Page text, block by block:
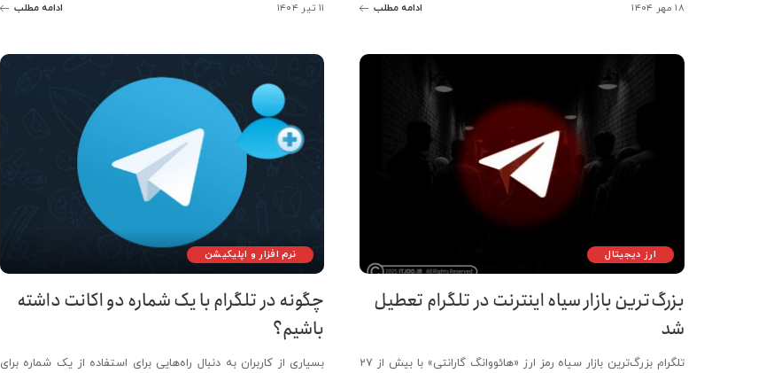
۱۸ مهر ۱۴۰۴ ادامه مطلب ۱۱ تیر ۱۴۰۴ ادامه مطلب
ارز دیجیتال
بزرگ‌ترین بازار سیاه اینترنت در تلگرام تعطیل
شد
تلگرام بزرگ‌ترین بازار سیاه رمز ارز «هائووانگ گارانتی» با بیش از ۲۷
نرم افزار و اپلیکیشن
چگونه در تلگرام با یک شماره دو اکانت داشته
باشیم؟
بسیاری از کاربران به دنبال راه‌هایی برای استفاده از یک شماره برای